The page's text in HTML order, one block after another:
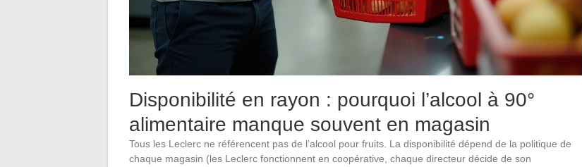
Disponibilité en rayon : pourquoi l’alcool à 90°
alimentaire manque souvent en magasin
Tous les Leclerc ne référencent pas de l’alcool pour fruits. La disponibilité dépend de la politique de
chaque magasin (les Leclerc fonctionnent en coopérative, chaque directeur décide de son